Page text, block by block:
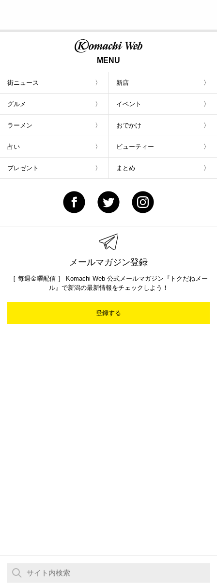
MENU
街ニュース 新店
グルメ イベント
ラーメン おでかけ
占い ビューティー
プレゼント まとめ
メールマガジン登録
［ 毎週金曜配信 ］ Komachi Web 公式メールマガジン『トクだねメー
ル』で新潟の最新情報をチェックしよう！
登録する